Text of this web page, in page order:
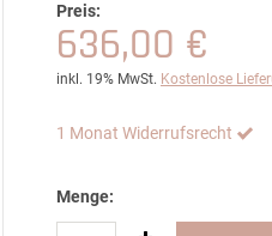
Preis:
636,00 €
inkl. 19% MwSt. Kostenlose
1 Monat Widerrufsrecht
Menge: